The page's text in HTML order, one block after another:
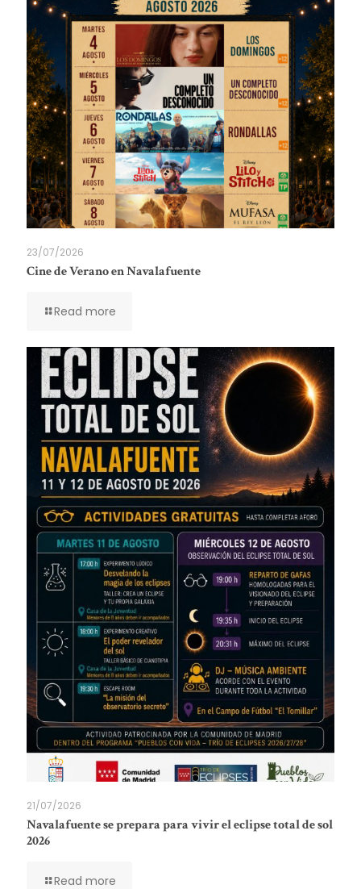
23/07/2026
Cine de Verano en Navalafuente
Read more
21/07/2026
Navalafuente se prepara para vivir el eclipse total de sol
2026
Read more